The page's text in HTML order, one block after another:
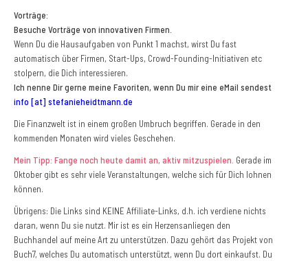
Vorträge:
Besuche Vorträge von innovativen Firmen.
Wenn Du die Hausaufgaben von Punkt 1 machst, wirst Du fast
automatisch über Firmen, Start-Ups, Crowd-Founding-Initiativen etc
stolpern, die Dich interessieren.
Ich nenne Dir gerne meine Favoriten, wenn Du mir eine eMail sendest
info [at] stefanieheidtmann.de
Die Finanzwelt ist in einem großen Umbruch begriffen. Gerade in den
kommenden Monaten wird vieles Geschehen.
Mein Tipp: Fange noch heute damit an, aktiv mitzuspielen. Gerade im
Oktober gibt es sehr viele Veranstaltungen, welche sich für Dich lohnen
können.
Übrigens: Die Links sind KEINE Affiliate-Links, d.h. ich verdiene nichts
daran, wenn Du sie nutzt. Mir ist es ein Herzensanliegen den
Buchhandel auf meine Art zu unterstützen. Dazu gehört das Projekt von
Buch7, welches Du automatisch unterstützt, wenn Du dort einkaufst. Du